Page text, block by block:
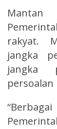
rakyat.
jangka
jangka
persoalan